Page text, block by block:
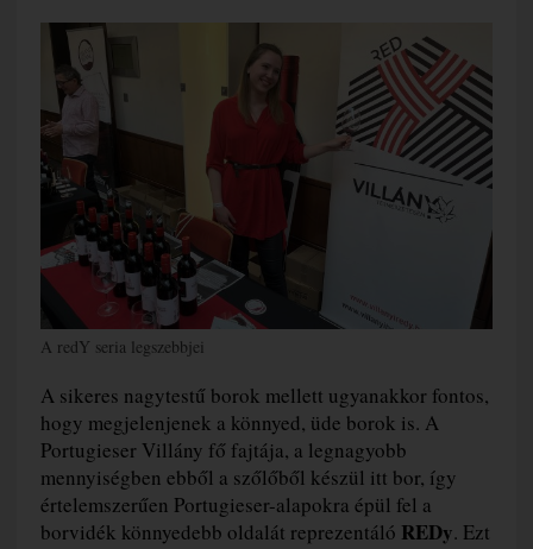
A redY seria legszebbjei
A sikeres nagytestű borok mellett ugyanakkor fontos,
hogy megjelenjenek a könnyed, üde borok is. A
Portugieser Villány fő fajtája, a legnagyobb
mennyiségben ebből a szőlőből készül itt bor, így
értelemszerűen Portugieser-alapokra épül fel a
borvidék könnyedebb oldalát reprezentáló REDy. Ezt